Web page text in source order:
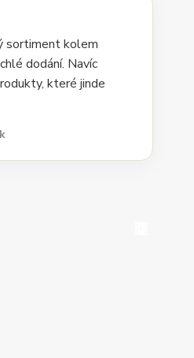
sortiment kolem
dodání. Navíc
které jinde